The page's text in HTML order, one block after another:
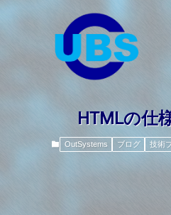
HTMLの仕
OutSystems ブログ 技術